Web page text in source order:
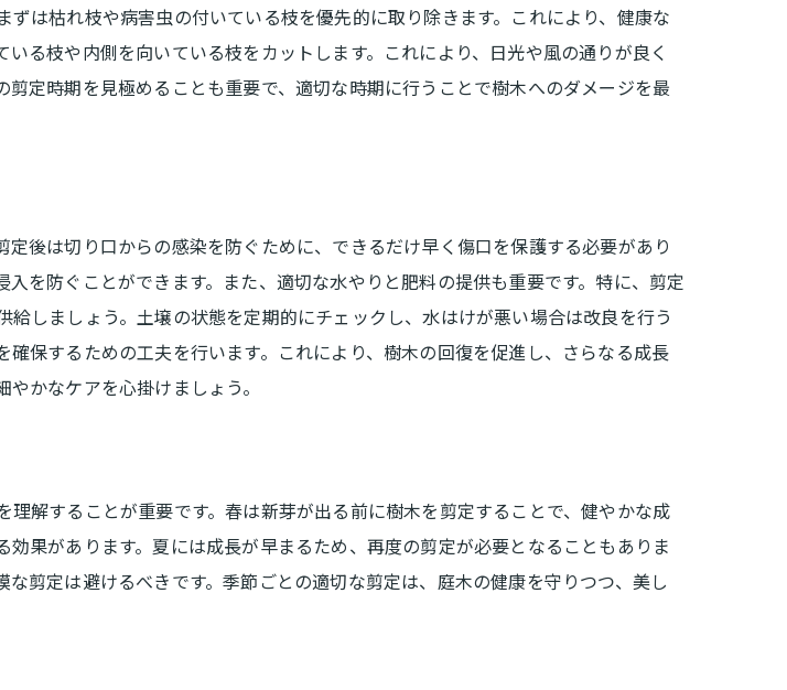
の魅力とリスク
定コスト比較
際の安全対策
べき庭木の状態
るべき場所の選び方
き病害虫対策
切な処理方法
注意すべきポイントとは
をつけるべき安全策
合わせた剪定時の注意点
は枯れ枝や病害虫の付いている枝を優先的に取り除きます。これにより、健康な
る枝や内側を向いている枝をカットします。これにより、日光や風の通りが良く
定時期を見極めることも重要で、適切な時期に行うことで樹木へのダメージを最
後は切り口からの感染を防ぐために、できるだけ早く傷口を保護する必要があり
を防ぐことができます。また、適切な水やりと肥料の提供も重要です。特に、剪定
しましょう。土壌の状態を定期的にチェックし、水はけが悪い場合は改良を行う
保するための工夫を行います。これにより、樹木の回復を促進し、さらなる成長
かなケアを心掛けましょう。
解することが重要です。春は新芽が出る前に樹木を剪定することで、健やかな成
果があります。夏には成長が早まるため、再度の剪定が必要となることもありま
剪定は避けるべきです。季節ごとの適切な剪定は、庭木の健康を守りつつ、美し